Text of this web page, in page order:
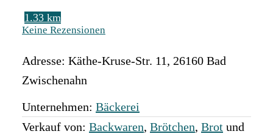
1.33 km
Keine Rezensionen
Adresse: Käthe-Kruse-Str. 11, 26160 Bad
Zwischenahn
Unternehmen: Bäckerei
Verkauf von: Backwaren, Brötchen, Brot und